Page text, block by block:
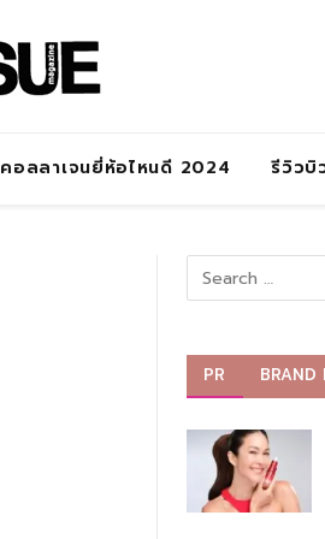
คอลลาเจนยี่ห้อไหนดี 2024 รีวิวบิ
PR BRAND